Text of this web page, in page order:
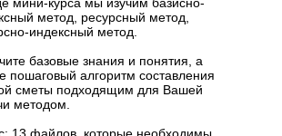
метод, ресурсный метод,
индексный метод.
базовые знания и понятия, а
пошаговый алгоритм составления
сметы подходящим для Вашей
методом.